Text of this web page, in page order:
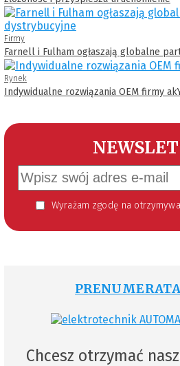
Firmy
Farnell i Fulham ogłaszają globalne
Rynek
Indywidualne rozwiązania OEM firmy
Wyrażam zgodę na otrzymywanie informacji handlowej kierowanej do mnie za pomocą środków komunikacji elektronicznej w szczególności poczty elektronicznej zgodnie z przepisem art. 10 ust 2 ustawy z dnia 18 lipca 2002 roku o świadczeniu usług drogą elektroniczną (Dz. U. 144 z 2002 r. poz. 1204).
PRENUMERATA
Chcesz otrzymać